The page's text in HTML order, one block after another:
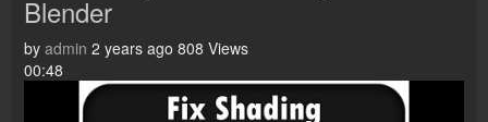
Blender
by admin 2 years ago 808 Views
00:48